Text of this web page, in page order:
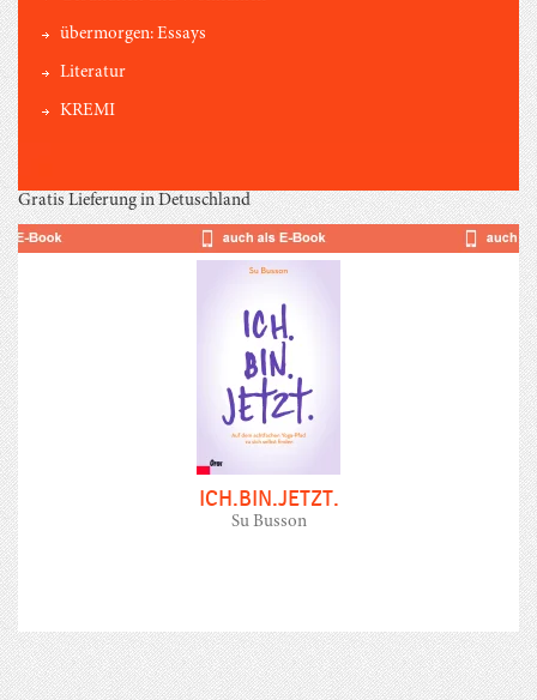
übermorgen: Essays
Literatur
KREMI
Gratis Lieferung in Detuschland
ICH.BIN.JETZT.
Su Busson